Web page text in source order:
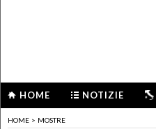
HOME NOTIZIE
HOME > MOSTRE